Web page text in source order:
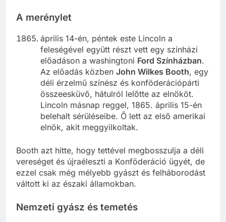
A merénylet
április 14-én, péntek este Lincoln a
feleségével együtt részt vett egy színházi
előadáson a washingtoni Ford Színházban.
Az előadás közben John Wilkes Booth, egy
déli érzelmű színész és konföderációpárti
összeesküvő, hátulról lelőtte az elnököt.
Lincoln másnap reggel, 1865. április 15-én
belehalt sérüléseibe. Ő lett az első amerikai
elnök, akit meggyilkoltak.
Booth azt hitte, hogy tettével megbosszulja a déli
vereséget és újraéleszti a Konföderáció ügyét, de
ezzel csak még mélyebb gyászt és felháborodást
váltott ki az északi államokban.
Nemzeti gyász és temetés